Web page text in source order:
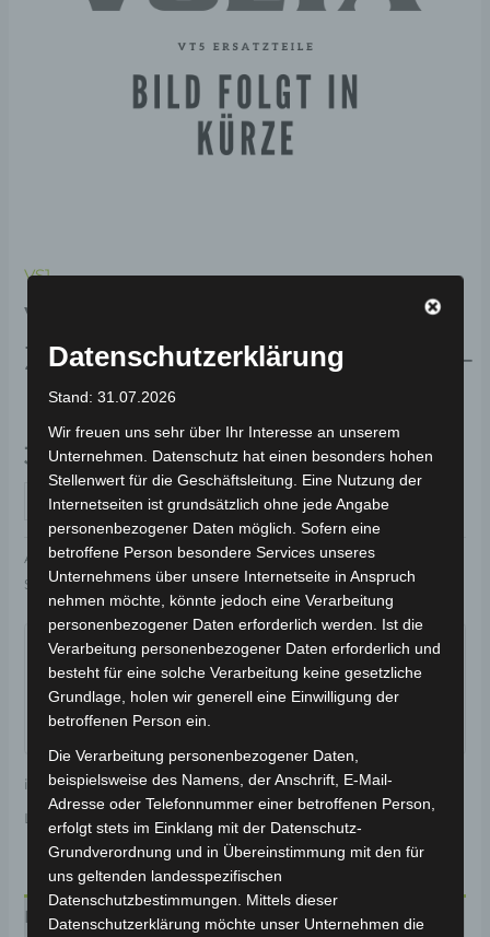
VS1
VS1 RECHTES UNTERES
ZIERLEISTENABDECKUNG-
ROT
39,00€ *
IN DEN WARENKORB
Artikelnummer:3M309-6007A-04 Kategorie:VS1
Schlagwort:Karosserie & Verkleidung
Garantiert sicherer Checkout
inkl. 19 % MwSt.Kostenloser Versand
Lieferzeit:
Beschreibung
Datenschutzerklärung
Stand: 31.07.2026
Wir freuen uns sehr über Ihr Interesse an unserem
Unternehmen. Datenschutz hat einen besonders hohen
Stellenwert für die Geschäftsleitung. Eine Nutzung der
Internetseiten ist grundsätzlich ohne jede Angabe
personenbezogener Daten möglich. Sofern eine
betroffene Person besondere Services unseres
Unternehmens über unsere Internetseite in Anspruch
nehmen möchte, könnte jedoch eine Verarbeitung
personenbezogener Daten erforderlich werden. Ist die
Verarbeitung personenbezogener Daten erforderlich und
besteht für eine solche Verarbeitung keine gesetzliche
Grundlage, holen wir generell eine Einwilligung der
betroffenen Person ein.
Die Verarbeitung personenbezogener Daten,
beispielsweise des Namens, der Anschrift, E-Mail-
Adresse oder Telefonnummer einer betroffenen Person,
erfolgt stets im Einklang mit der Datenschutz-
Grundverordnung und in Übereinstimmung mit den für
uns geltenden landesspezifischen
Datenschutzbestimmungen. Mittels dieser
Datenschutzerklärung möchte unser Unternehmen die